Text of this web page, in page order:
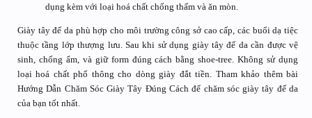
dụng kèm với loại hoá chất chống thấm và ăn mòn.
Giày tây đế da phù hợp cho môi trường công sở cao cấp, các buổi dạ tiệc
thuộc tầng lớp thượng lưu. Sau khi sử dụng giày tây đế da cần được vệ
sinh, chống ẩm, và giữ form đúng cách bằng shoe-tree. Không sử dụng
loại hoá chất phổ thông cho dòng giày đắt tiền. Tham khảo thêm bài
Hướng Dẫn Chăm Sóc Giày Tây Đúng Cách để chăm sóc giày tây đế da
của bạn tốt nhất.